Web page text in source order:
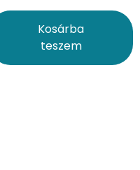
Kosárba
teszem